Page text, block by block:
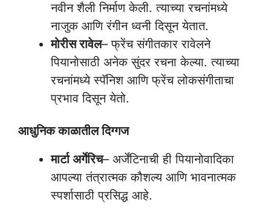
नवीन शैली निर्माण केली. त्याच्या रचनांमध्ये
नाजुक आणि रंगीन ध्वनी दिसून येतात.
मोरीस रावेल– फ्रेंच संगीतकार रावेलने
पियानोसाठी अनेक सुंदर रचना केल्या. त्याच्या
रचनांमध्ये स्पॅनिश आणि फ्रेंच लोकसंगीताचा
प्रभाव दिसून येतो.
आधुनिक काळातील दिग्गज
मार्टा अर्गेरिच– अर्जेंटिनाची ही पियानोवादिका
आपल्या तंत्रात्मक कौशल्य आणि भावनात्मक
स्पर्शासाठी प्रसिद्ध आहे.